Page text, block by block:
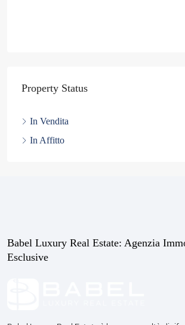
Property Status
In Vendita
In Affitto
Babel Luxury Real Estate: Agenzia
Esclusive